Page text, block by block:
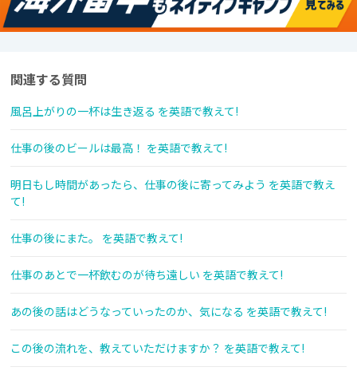
関連する質問
風呂上がりの一杯は生き返る を英語で教えて!
仕事の後のビールは最高！ を英語で教えて!
明日もし時間があったら、仕事の後に寄ってみよう を英語で教え
て!
仕事の後にまた。 を英語で教えて!
仕事のあとで一杯飲むのが待ち遠しい を英語で教えて!
あの後の話はどうなっていったのか、気になる を英語で教えて!
この後の流れを、教えていただけますか？ を英語で教えて!